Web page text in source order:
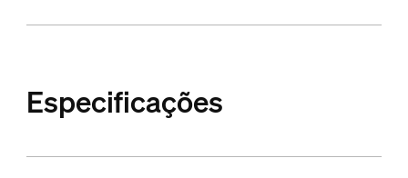
Especificações